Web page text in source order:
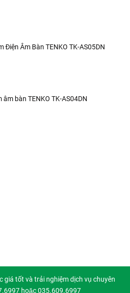
Điện Âm Bàn TENKO TK-AS05DN
âm bàn TENKO TK-AS04DN
giá tốt và trải nghiệm dịch vụ chuyên
hoặc 035.609.6997